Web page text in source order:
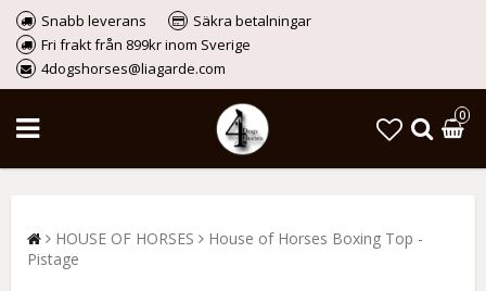
Snabb leverans
Säkra betalningar
Fri frakt från 899kr inom Sverige
4dogshorses@liagarde.com
0
HOUSE OF HORSES
House of Horses Boxing Top -
Pistage